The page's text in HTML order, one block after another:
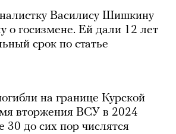
Василису Шишкину
о госизмене. Ей дали 12 лет
срок по статье
на границе Курской
вторжения ВСУ в 2024
30 до сих пор числятся